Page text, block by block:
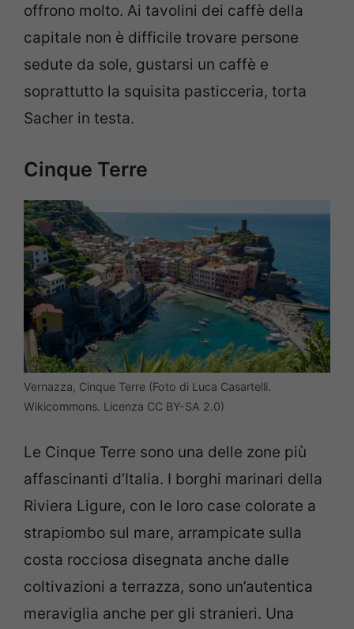
offrono molto. Ai tavolini dei caffè della
capitale non è difficile trovare persone
sedute da sole, gustarsi un caffè e
soprattutto la squisita pasticceria, torta
Sacher in testa.
Cinque Terre
Vernazza, Cinque Terre (Foto di Luca Casartelli.
Wikicommons. Licenza CC BY-SA 2.0)
Le Cinque Terre sono una delle zone più
affascinanti d’Italia. I borghi marinari della
Riviera Ligure, con le loro case colorate a
strapiombo sul mare, arrampicate sulla
costa rocciosa disegnata anche dalle
coltivazioni a terrazza, sono un’autentica
meraviglia anche per gli stranieri. Una